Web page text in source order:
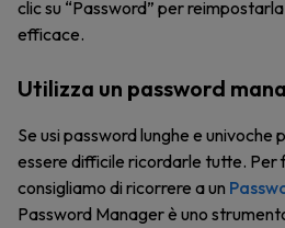
clic su “Password” per
efficace.
Utilizza un password
Se usi password lunghe e univoche
essere difficile ricordarle tutte. Per
consigliamo di ricorrere a un
Password Manager è uno